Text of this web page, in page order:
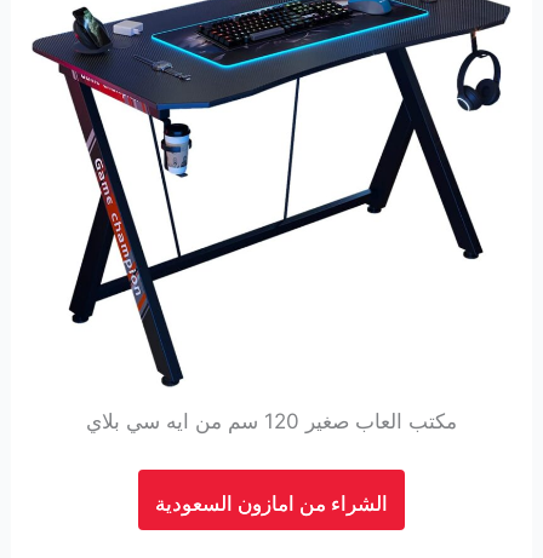
مكتب العاب صغير 120 سم من ايه سي بلاي
الشراء من امازون السعودية